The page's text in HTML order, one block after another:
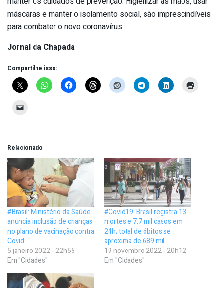
máscaras e manter o isolamento social, são imprescindíveis
para combater o novo coronavírus.
Jornal da Chapada
Compartilhe isso:
Relacionado
#Brasil: Ministério da Saúde
anuncia inclusão de crianças
no plano de vacinação contra
Covid
5 janeiro 2022 - 22h55
Em "Cidades"
#Covid19: Brasil registra 13
mortes e 7,7 mil casos em
24h; total de óbitos se
aproxima de 689 mil
19 novembro 2022 - 20h12
Em "Cidades"